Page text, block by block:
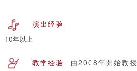
演出经验
10年以上
教学经验
由2008年開始教授